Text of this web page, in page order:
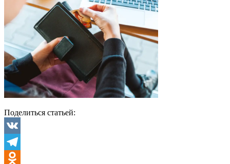
Поделиться статьей:
VK
Telegram